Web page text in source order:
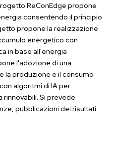
ReConEdge propone
consentendo il principio
propone la realizzazione
energetico con
in base all'energia
l'adozione di una
la produzione e il consumo
algoritmi di IA per
Si prevede
pubblicazioni dei risultati